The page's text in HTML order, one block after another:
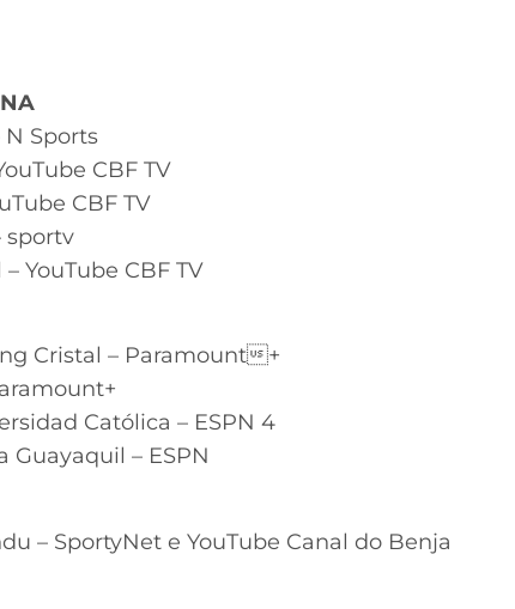
Sports
CBF TV
CBF TV
sportv
YouTube CBF TV
Cristal – Paramount+
Católica – ESPN 4
Guayaquil – ESPN
– SportyNet e YouTube Canal do Benja